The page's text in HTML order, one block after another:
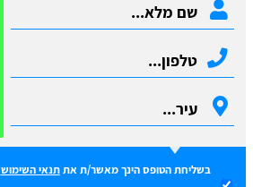
בשליחת הטופס הינך מאשר/ת אתתנאי השימוש